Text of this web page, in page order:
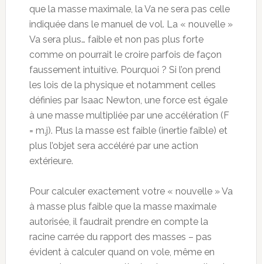
que la masse maximale, la Va ne sera pas celle
indiquée dans le manuel de vol. La « nouvelle »
Va sera plus… faible et non pas plus forte
comme on pourrait le croire parfois de façon
faussement intuitive. Pourquoi ? Si l’on prend
les lois de la physique et notamment celles
définies par Isaac Newton, une force est égale
à une masse multipliée par une accélération (F
= m.j). Plus la masse est faible (inertie faible) et
plus l’objet sera accéléré par une action
extérieure.
Pour calculer exactement votre « nouvelle » Va
à masse plus faible que la masse maximale
autorisée, il faudrait prendre en compte la
racine carrée du rapport des masses – pas
évident à calculer quand on vole, même en